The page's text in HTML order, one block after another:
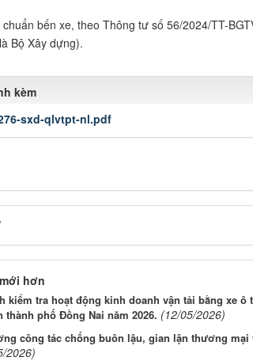
bến xe, theo Thông tư số 56/2024/TT-
Bộ Xây dựng).
kèm
sxd-qlvtpt-nl.pdf
hơn
kiểm tra hoạt động kinh doanh vận tải bằng xe
thành phố Đồng Nai năm 2026. (12/05/2026)
công tác chống buôn lậu, gian lận thương
2026)